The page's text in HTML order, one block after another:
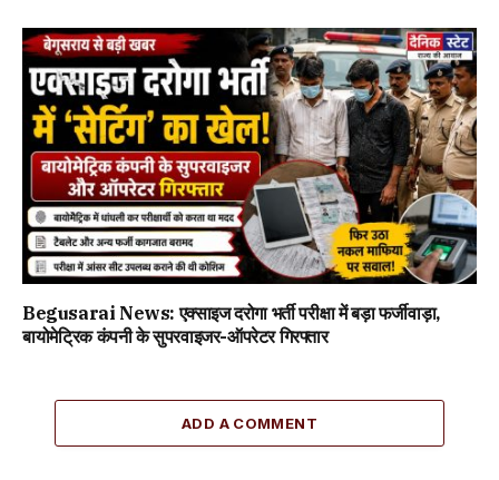
Begusarai News: एक्साइज दरोगा भर्ती परीक्षा में बड़ा फर्जीवाड़ा,
बायोमेट्रिक कंपनी के सुपरवाइजर-ऑपरेटर गिरफ्तार
ADD A COMMENT